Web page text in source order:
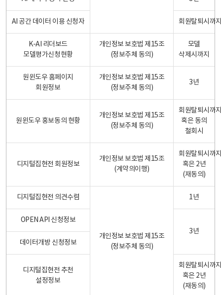
AI 공간 데이터 이용 신청자 회원탈퇴시까
K-AI 리더보드
모델평가신청현황
개인정보 보호법 제15조
(정보주체 동의)
모델
삭제시까지
원윈도우 홈페이지
회원정보
개인정보 보호법 제15조
(정보주체 동의)
3년
원윈도우 홍보동의 현황
개인정보 보호법 제15조
(정보주체 동의)
회원탈퇴시까
혹은 동의
철회시
디지털집현전 회원정보
개인정보 보호법 제15조
(계약의이행)
회원탈퇴시까
혹은 2년
(재동의)
디지털집현전 의견수렴
개인정보 보호법 제15조
(정보주체 동의)
1년
OPEN API 신청정보
3년
데이터개방 신청정보
디지털집현전 추천
설정정보
회원탈퇴시까
혹은 2년
(재동의)